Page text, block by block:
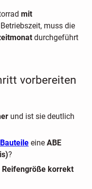
mit
muss die
durchgeführt
vorbereiten
und ist sie deutlich
Bauteileeine ABE
?
Reifengröße korrekt